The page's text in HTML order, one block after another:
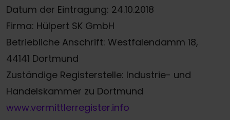
Datum der Eintragung: 24.10.2018
Firma: Hülpert SK GmbH
Betriebliche Anschrift: Westfalendamm 18,
44141 Dortmund
Zuständige Registerstelle: Industrie- und
Handelskammer zu Dortmund
www.vermittlerregister.info